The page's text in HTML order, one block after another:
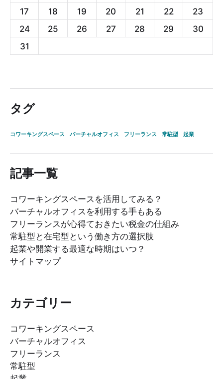
17
18 19 20 21 22
23
24
25 26 27 28 29
30
31
タグ
コワーキングスペース バーチャルオフィス フリーランス 常駐型 起業
記事一覧
コワーキングスペースを活用してみる？
バーチャルオフィスを利用する手もある
フリーランスが心得ておきたい税金の仕組み
常駐型と在宅型という働き方の選択肢
起業や開業する最適な時期はいつ？
サイトマップ
カテゴリー
コワーキングスペース
バーチャルオフィス
フリーランス
常駐型